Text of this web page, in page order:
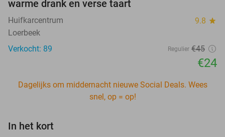
warme drank en verse taart
Huifkarcentrum 9.8 star
Loerbeek
Verkocht: 89
Regulier €45
€24
Dagelijks om middernacht nieuwe Social Deals. Wees
snel, op = op!
In het kort